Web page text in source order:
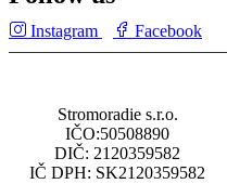
Instagram Facebook
Stromoradie s.r.o.
IČO:50508890
DIČ: 2120359582
IČ DPH: SK2120359582